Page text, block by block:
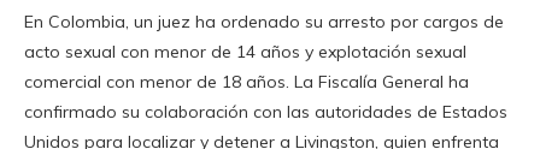
En Colombia, un juez ha ordenado su arresto por cargos de
acto sexual con menor de 14 años y explotación sexual
comercial con menor de 18 años. La Fiscalía General ha
confirmado su colaboración con las autoridades de Estados
Unidos para localizar y detener a Livingston, quien enfrenta